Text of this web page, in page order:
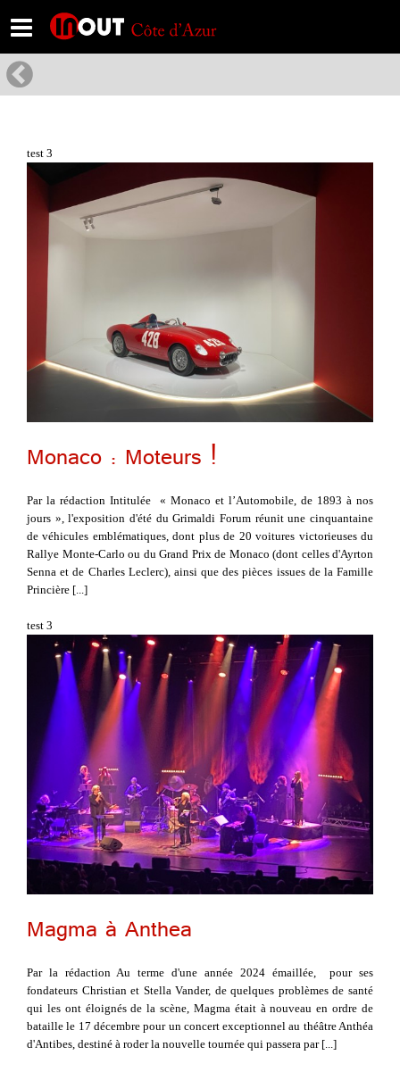
test 3
Monaco : Moteurs !
Par la rédaction Intitulée « Monaco et l’Automobile, de 1893 à nos
jours », l'exposition d'été du Grimaldi Forum réunit une cinquantaine
de véhicules emblématiques, dont plus de 20 voitures victorieuses du
Rallye Monte-Carlo ou du Grand Prix de Monaco (dont celles d'Ayrton
Senna et de Charles Leclerc), ainsi que des pièces issues de la Famille
Princière [...]
test 3
Magma à Anthea
Par la rédaction Au terme d'une année 2024 émaillée, pour ses
fondateurs Christian et Stella Vander, de quelques problèmes de santé
qui les ont éloignés de la scène, Magma était à nouveau en ordre de
bataille le 17 décembre pour un concert exceptionnel au théâtre Anthéa
d'Antibes, destiné à roder la nouvelle tournée qui passera par [...]